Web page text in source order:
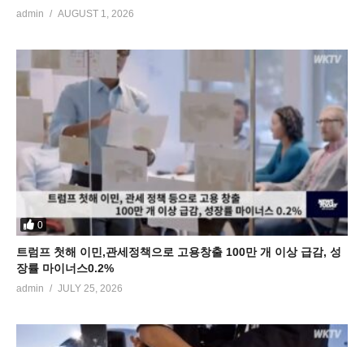
admin AUGUST 1, 2026
0
트럼프 첫해 이민,관세정책으로 고용창출 100만 개 이상 급감, 성
장률 마이너스0.2%
admin JULY 25, 2026